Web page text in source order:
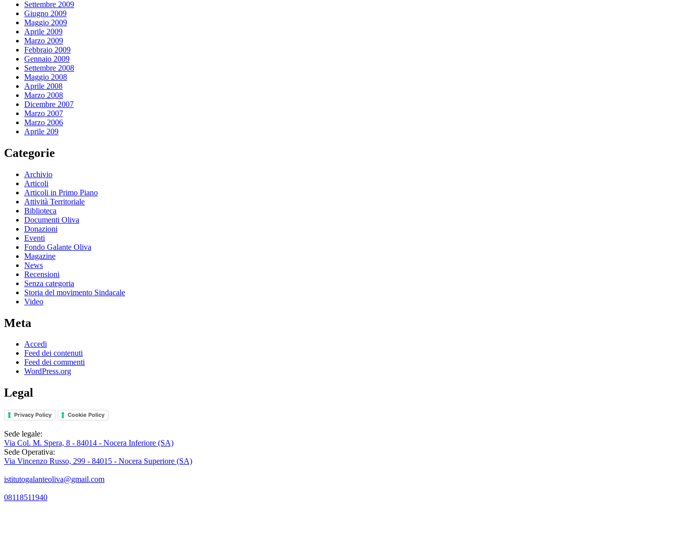
Settembre 2009
Giugno 2009
Maggio 2009
Aprile 2009
Marzo 2009
Febbraio 2009
Gennaio 2009
Settembre 2008
Maggio 2008
Aprile 2008
Marzo 2008
Dicembre 2007
Marzo 2007
Marzo 2006
Aprile 209
Categorie
Archivio
Articoli
Articoli in Primo Piano
Attività Territoriale
Biblioteca
Documenti Oliva
Donazioni
Eventi
Fondo Galante Oliva
Magazine
News
Recensioni
Senza categoria
Storia del movimento Sindacale
Video
Meta
Accedi
Feed dei contenuti
Feed dei commenti
WordPress.org
Legal
Privacy Policy Cookie Policy
Sede legale:
Via Col. M. Spera, 8 - 84014 - Nocera Inferiore (SA)
Sede Operativa:
Via Vincenzo Russo, 299 - 84015 - Nocera Superiore (SA)
istitutogalanteoliva@gmail.com
08118511940